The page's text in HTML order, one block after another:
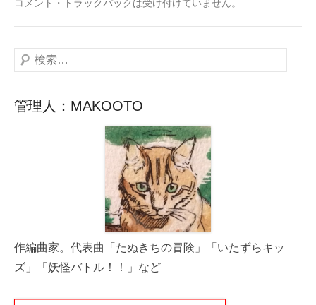
コメント・トラックバックは受け付けていません。
検
管理人：MAKOOTO
作編曲家。代表曲「たぬきちの冒険」「いたずらキッ
ズ」「妖怪バトル！！」など